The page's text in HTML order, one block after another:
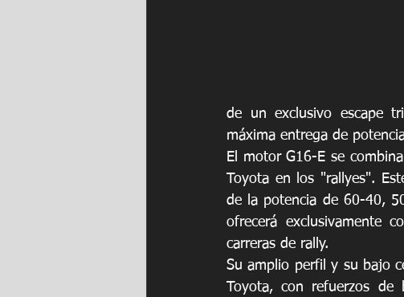
de un exclusivo escape
máxima entrega de
El motor G16-E se
Toyota en los "rallyes".
de la potencia de 60-40,
ofrecerá exclusivamente
carreras de rally.
Su amplio perfil y su bajo
Toyota, con refuerzos de